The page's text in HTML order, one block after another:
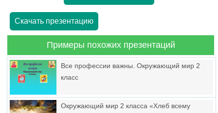
Скачать презентацию
Примеры похожих презентаций
Все профессии важны. Окружающий мир 2
класс
Окружающий мир 2 класса «Хлеб всему